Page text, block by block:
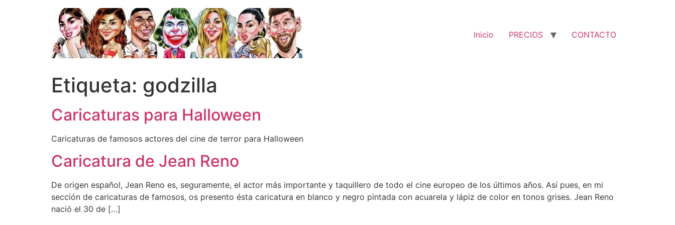
Inicio PRECIOS CONTACTO
Etiqueta: godzilla
Caricaturas para Halloween
Caricaturas de famosos actores del cine de terror para Halloween
Caricatura de Jean Reno
De origen español, Jean Reno es, seguramente, el actor más importante y taquillero de todo el cine europeo de los últimos años. Así pues, en mi
sección de caricaturas de famosos, os presento ésta caricatura en blanco y negro pintada con acuarela y lápiz de color en tonos grises. Jean Reno
nació el 30 de […]